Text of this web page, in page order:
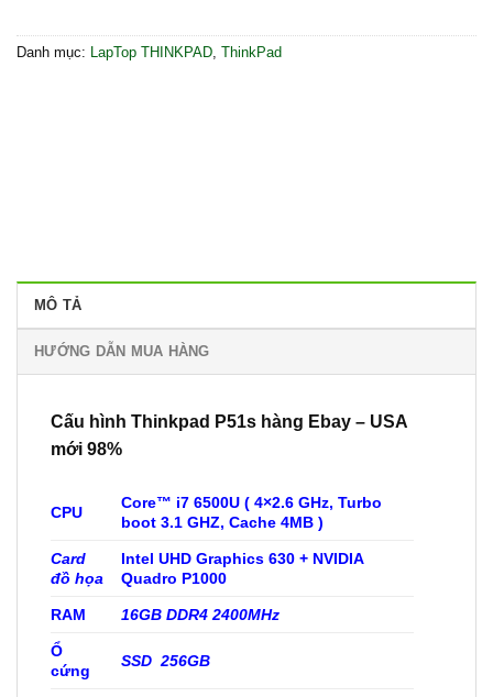
Danh mục: LapTop THINKPAD ThinkPad
MÔ TẢ
HƯỚNG DẪN MUA HÀNG
Cấu hình Thinkpad P51s hàng Ebay – USA
mới 98%
CPU
Core™ i7 6500U ( 4×2.6 GHz, Turbo
boot 3.1 GHZ, Cache 4MB )
Card
đồ họa
Intel UHD Graphics 630 + NVIDIA
Quadro P1000
RAM 16GB DDR4 2400MHz
Ổ
cứng
SSD 256GB